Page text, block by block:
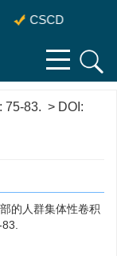
CSCD
: 75-83. > DOI:
的人群集体性卷积